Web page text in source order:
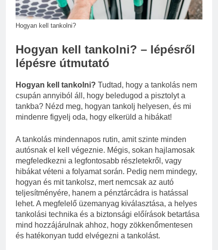
Zöld fal készítése otthon lépésről
lépésre
Hogyan kell tankolni?
Hogyan kell tankolni? – lépésről
lépésre útmutató
Hogyan kell tankolni? Tudtad, hogy a tankolás nem
csupán annyiból áll, hogy beledugod a pisztolyt a
tankba? Nézd meg, hogyan tankolj helyesen, és mi
mindenre figyelj oda, hogy elkerüld a hibákat!
A tankolás mindennapos rutin, amit szinte minden
autósnak el kell végeznie. Mégis, sokan hajlamosak
megfeledkezni a legfontosabb részletekről, vagy
hibákat véteni a folyamat során. Pedig nem mindegy,
hogyan és mit tankolsz, mert nemcsak az autó
teljesítményére, hanem a pénztárcádra is hatással
lehet. A megfelelő üzemanyag kiválasztása, a helyes
tankolási technika és a biztonsági előírások betartása
mind hozzájárulnak ahhoz, hogy zökkenőmentesen
és hatékonyan tudd elvégezni a tankolást.